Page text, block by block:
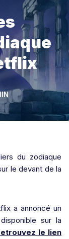
du zodiaque
le devant de la
a annoncé un
sur la
le lien